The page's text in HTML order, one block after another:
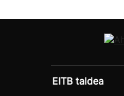
EITB taldea